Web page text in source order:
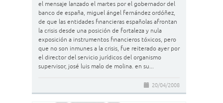
el mensaje lanzado el martes por el gobernador del
banco de españa, miguel ángel fernández ordóñez,
de que las entidades financieras españolas afrontan
la crisis desde una posición de fortaleza y nula
exposición a instrumentos financieros tóxicos, pero
que no son inmunes a la crisis, fue reiterado ayer por
el director del servicio jurídicos del organismo
supervisor, josé luis malo de molina. en su...
20/04/2008